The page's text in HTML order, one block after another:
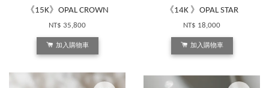
《15K》OPAL CROWN
NT$ 35,800
加入購物車
《14K 》OPAL STAR
NT$ 18,000
加入購物車